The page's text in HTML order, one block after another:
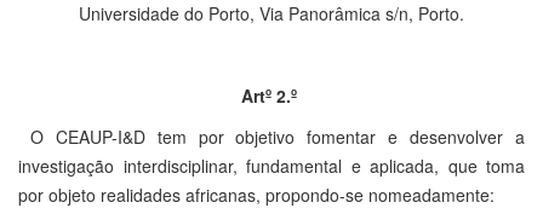
Universidade do Porto, Via Panorâmica s/n, Porto.
Artº 2.º
O CEAUP-I&D tem por objetivo fomentar e desenvolver a
investigação interdisciplinar, fundamental e aplicada, que toma
por objeto realidades africanas, propondo-se nomeadamente: